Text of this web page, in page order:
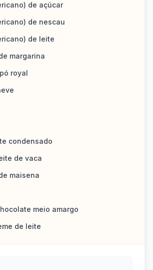
de açúcar
de nescau
de leite
margarina
royal
condensado
de vaca
maisena
meio amargo
de leite